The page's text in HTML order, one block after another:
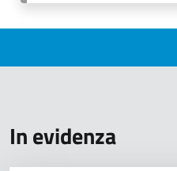
In evidenza